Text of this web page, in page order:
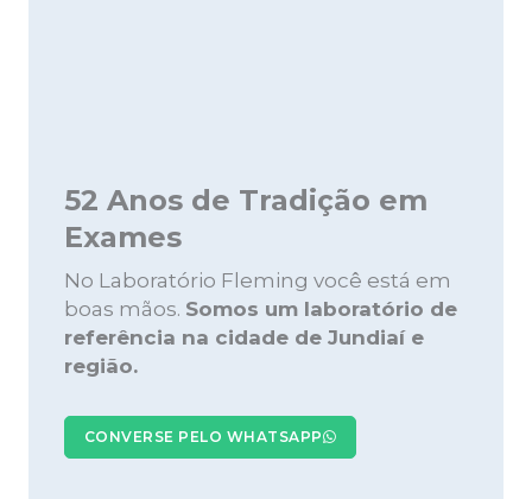
52 Anos de Tradição em
Exames
No Laboratório Fleming você está em
boas mãos. Somos um laboratório de
referência na cidade de Jundiaí e
região.
CONVERSE PELO WHATSAPP